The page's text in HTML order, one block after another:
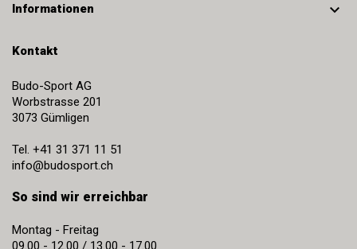
Informationen 
Kontakt
Budo-Sport AG
Worbstrasse 201
3073 Gümligen
Tel. +41 31 371 11 51
info@budosport.ch
So sind wir erreichbar
Montag - Freitag
09.00 - 12.00 / 13.00 - 17.00